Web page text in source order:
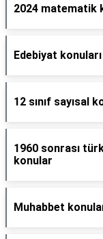
2024 matematik
Edebiyat konuları
12 sınıf sayısal
1960 sonrası
konular
Muhabbet